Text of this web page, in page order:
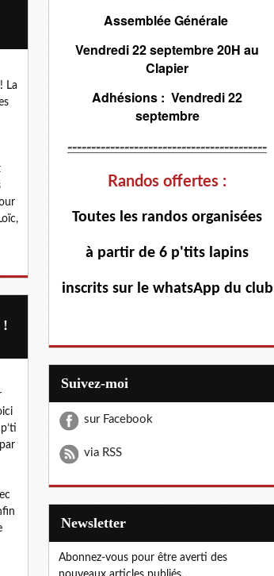
La
!
Assemblée Générale
Vendredi 22 septembre 20H au
Clapier
Adhésions : Vendredi 22
septembre
------------------------------------------
Randos offertes :
Toutes les randos organisées
à partir de 6 p'tits lapins
inscrits sur le whatsApp du club
Suivez-moi
sur Facebook
via RSS
Newsletter
Abonnez-vous pour être averti des